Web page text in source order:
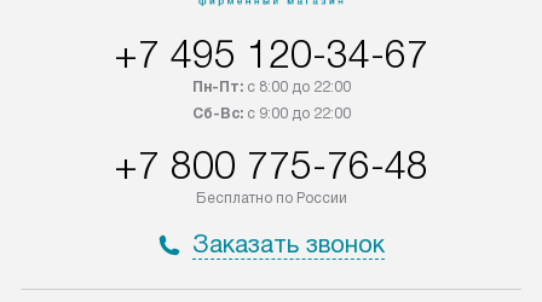
+7 495 120-34-67
Пн-Пт:с 8:00 до 22:00
Сб-Вс:с 9:00 до 22:00
+7 800 775-76-48
Бесплатно по России
Заказать звонок